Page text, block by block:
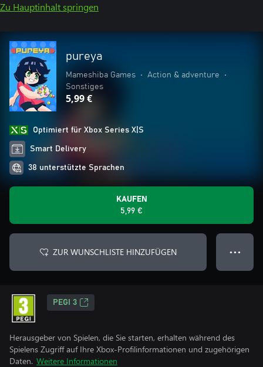
Zu Hauptinhalt springen
pureya
Mameshiba Games • Action & adventure
•
Sonstiges
5,99 €
Optimiert für Xbox Series X|S
Smart Delivery
38 unterstützte Sprachen
KAUFEN
5,99 €
ZUR WUNSCHLISTE HINZUFÜGEN ● ● ●
PEGI 3
Herausgeber von Spielen, die Sie starten, erhalten während des
Spielens Zugriff auf Ihre Xbox-Profilinformationen und zugehörigen
Daten. Weitere Informationen